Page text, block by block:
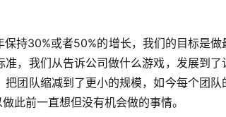
持30%或者50%的增长，我们的目标是做
，我们从告诉公司做什么游戏，发展到了
团队缩减到了更小的规模，如今每个团队
此前一直想但没有机会做的事情。